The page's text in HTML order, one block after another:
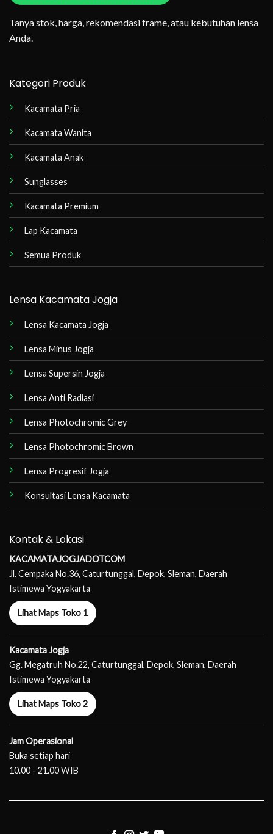
Tanya stok, harga, rekomendasi frame, atau kebutuhan lensa
Anda.
Kategori Produk
Kacamata Pria
Kacamata Wanita
Kacamata Anak
Sunglasses
Kacamata Premium
Lap Kacamata
Semua Produk
Lensa Kacamata Jogja
Lensa Kacamata Jogja
Lensa Minus Jogja
Lensa Supersin Jogja
Lensa Anti Radiasi
Lensa Photochromic Grey
Lensa Photochromic Brown
Lensa Progresif Jogja
Konsultasi Lensa Kacamata
Kontak & Lokasi
KACAMATAJOGJADOTCOM
Jl. Cempaka No.36, Caturtunggal, Depok, Sleman, Daerah
Istimewa Yogyakarta
Lihat Maps Toko 1
Kacamata Jogja
Gg. Megatruh No.22, Caturtunggal, Depok, Sleman, Daerah
Istimewa Yogyakarta
Lihat Maps Toko 2
Jam Operasional
Buka setiap hari
10.00 - 21.00 WIB